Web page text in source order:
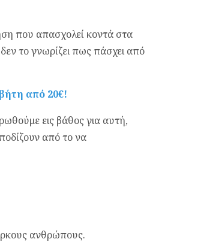
που απασχολεί κοντά στα
το γνωρίζει πως πάσχει από
από 20€!
εις βάθος για αυτή,
από το να
ανθρώπους.